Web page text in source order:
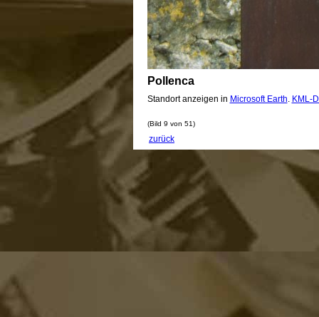
Pollenca
Standort anzeigen in Microsoft Earth KML-
(Bild 9 von 51)
zurück